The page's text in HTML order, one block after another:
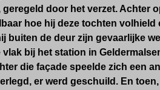
geregeld door het verzet. Achter
hoe hij deze tochten volhield
buiten de deur zijn gevaarlijke
vlak bij het station in
die façade speelde zich een
er werd geschuild. En